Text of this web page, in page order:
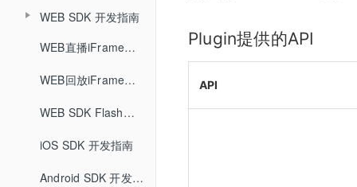
控制台概述
直播间管理
大班课&研讨会场景
创建直播间
分享链接
直播间设置
企业培训场景
创建企业培训直播间
分享链接
复制直播间
回放重置
全局设置
观看端皮肤设置
统计分析
直播客户端
直播客户端概述
文档模式
大屏模式
直播客户端 V6.0
手机直播
手机直播概述
iOS推流app
安卓推流app
微信直播
助教端
主持人端
主持人端概述
主持人客户端
观看端
观看PC页面
概述
HTTP接口
高级设置接口
直播间管理
文档管理
回调
直播间自动登录方式
HTTP通信加密算法
版本更新记录
WEB SDK 开发指南
直播SDK
快速开始
直播SDK API
版本更新记录
回放SDK
快速开始
回放SDK API
版本更新记录
WEB直播iFrameUI 开发指南
WEB回放iFrameUI 开发指南
WEB SDK Flash升级H5
iOS SDK 开发指南
Android SDK 开发指南
Plugin提供的API
API